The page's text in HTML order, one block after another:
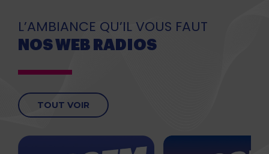
L’AMBIANCE QU’IL VOUS FAUT
NOS WEB RADIOS
TOUT VOIR